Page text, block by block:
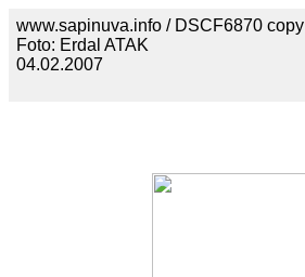
www.sapinuva.info / DSCF6870 copy
Foto: Erdal ATAK
04.02.2007